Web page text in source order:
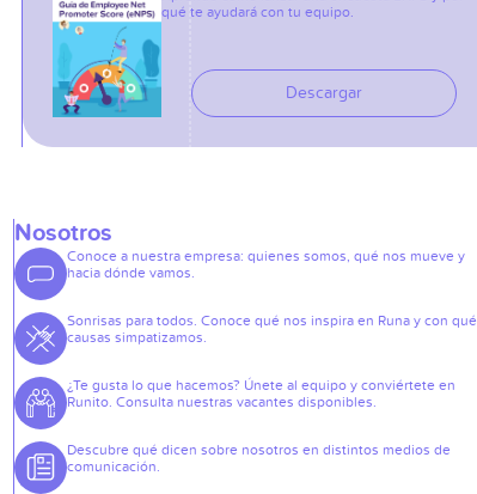
qué te ayudará con tu equipo.
Descargar
Nosotros
Conoce a nuestra empresa: quienes somos, qué nos mueve y
hacia dónde vamos.
Sonrisas para todos. Conoce qué nos inspira en Runa y con qué
causas simpatizamos.
¿Te gusta lo que hacemos? Únete al equipo y conviértete en
Runito. Consulta nuestras vacantes disponibles.
Descubre qué dicen sobre nosotros en distintos medios de
comunicación.